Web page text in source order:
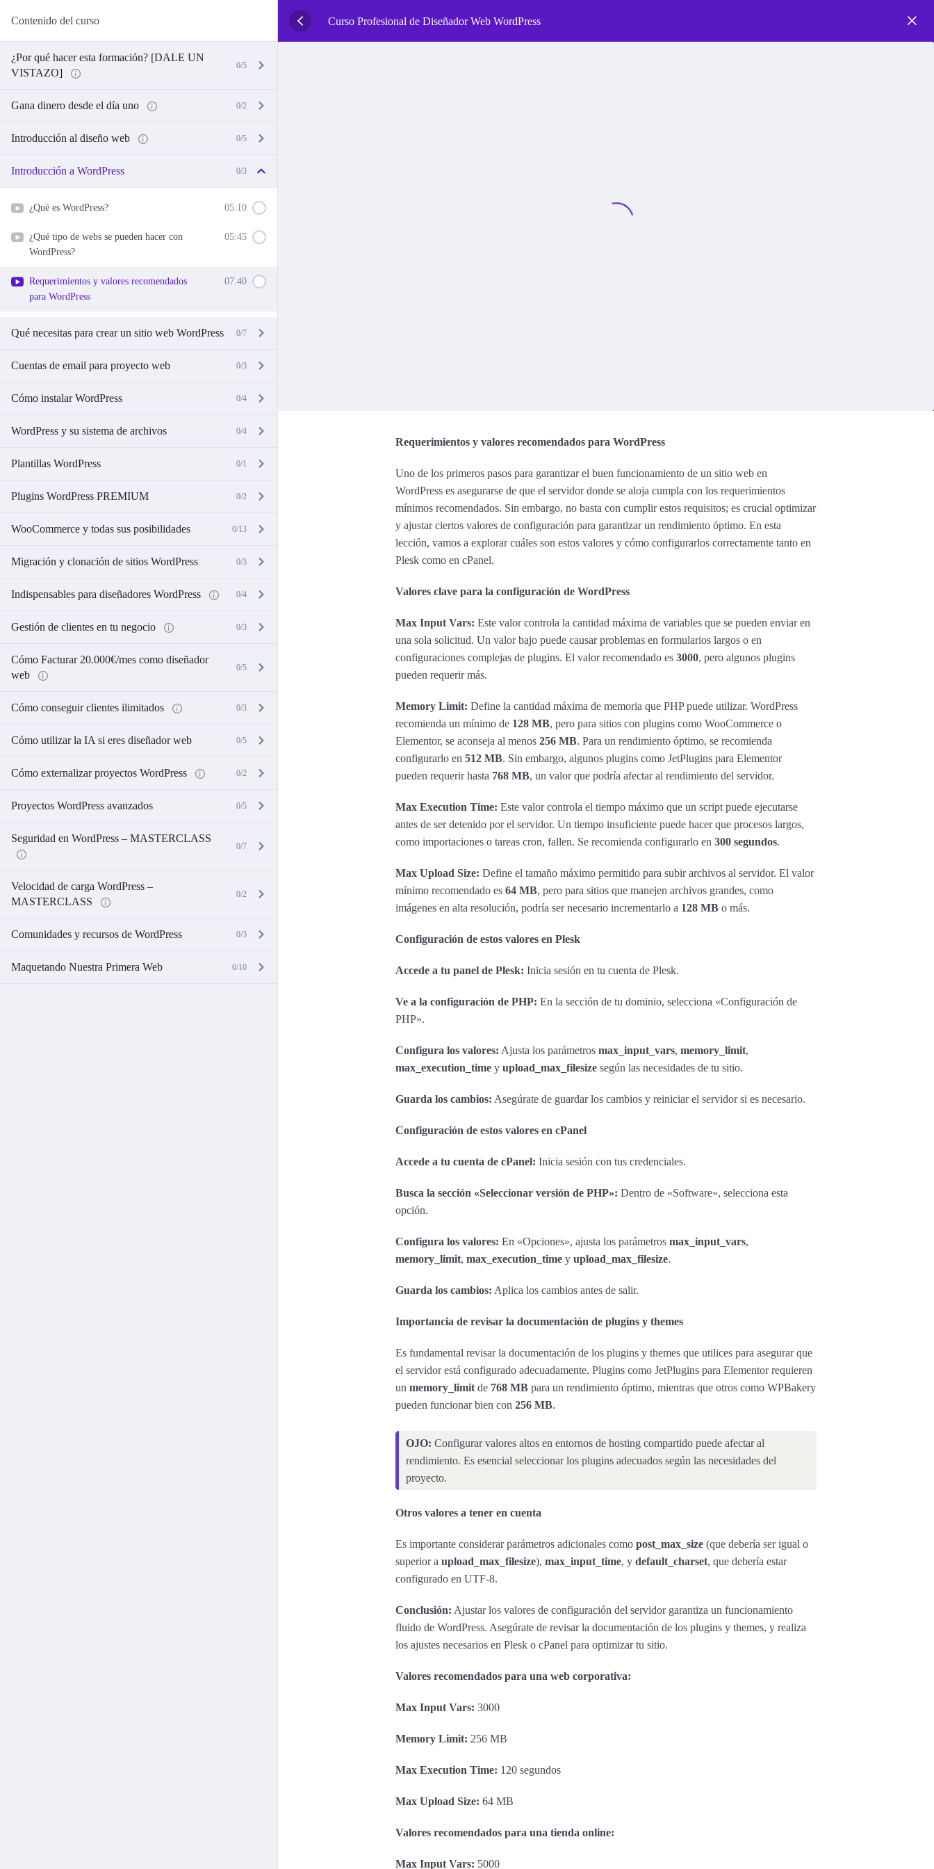
Contenido del curso
¿Por qué hacer esta formación? [DALE UN
VISTAZO]
0/5
Gana dinero desde el día uno 0/2
Introducción al diseño web 0/5
Introducción a WordPress 0/3
¿Qué es WordPress? 05:10
¿Qué tipo de webs se pueden hacer con
WordPress?
05:45
Requerimientos y valores recomendados
para WordPress
07:40
Qué necesitas para crear un sitio web WordPress 0/7
Cuentas de email para proyecto web 0/3
Cómo instalar WordPress 0/4
WordPress y su sistema de archivos 0/4
Plantillas WordPress 0/1
Plugins WordPress PREMIUM 0/2
WooCommerce y todas sus posibilidades 0/13
Migración y clonación de sitios WordPress 0/3
Indispensables para diseñadores WordPress 0/4
Gestión de clientes en tu negocio 0/3
Cómo Facturar 20.000€/mes como diseñador
web
0/5
Cómo conseguir clientes ilimitados 0/3
Cómo utilizar la IA si eres diseñador web 0/5
Cómo externalizar proyectos WordPress 0/2
Proyectos WordPress avanzados 0/5
Seguridad en WordPress – MASTERCLASS
0/7
Velocidad de carga WordPress –
MASTERCLASS
0/2
Comunidades y recursos de WordPress 0/3
Maquetando Nuestra Primera Web 0/10
Curso Profesional de Diseñador Web WordPress
Requerimientos y valores recomendados para WordPress
Uno de los primeros pasos para garantizar el buen funcionamiento de un sitio web en
WordPress es asegurarse de que el servidor donde se aloja cumpla con los requerimientos
mínimos recomendados. Sin embargo, no basta con cumplir estos requisitos; es crucial optimizar
y ajustar ciertos valores de configuración para garantizar un rendimiento óptimo. En esta
lección, vamos a explorar cuáles son estos valores y cómo configurarlos correctamente tanto en
Plesk como en cPanel.
Valores clave para la configuración de WordPress
Max Input Vars: Este valor controla la cantidad máxima de variables que se pueden enviar en
una sola solicitud. Un valor bajo puede causar problemas en formularios largos o en
configuraciones complejas de plugins. El valor recomendado es3000, pero algunos plugins
pueden requerir más.
Memory Limit: Define la cantidad máxima de memoria que PHP puede utilizar. WordPress
recomienda un mínimo de 128 MB, pero para sitios con plugins como WooCommerce o
Elementor, se aconseja al menos256 MB. Para un rendimiento óptimo, se recomienda
configurarlo en512 MB. Sin embargo, algunos plugins como JetPlugins para Elementor
pueden requerir hasta 768 MB, un valor que podría afectar al rendimiento del servidor.
Max Execution Time: Este valor controla el tiempo máximo que un script puede ejecutarse
antes de ser detenido por el servidor. Un tiempo insuficiente puede hacer que procesos largos,
como importaciones o tareas cron, fallen. Se recomienda configurarlo en300 segundos.
Max Upload Size: Define el tamaño máximo permitido para subir archivos al servidor. El valor
mínimo recomendado es64 MB, pero para sitios que manejen archivos grandes, como
imágenes en alta resolución, podría ser necesario incrementarlo a 128 MB o más.
Configuración de estos valores en Plesk
Accede a tu panel de Plesk: Inicia sesión en tu cuenta de Plesk.
Ve a la configuración de PHP: En la sección de tu dominio, selecciona «Configuración de
PHP».
Configura los valores: Ajusta los parámetrosmax_input_vars,memory_limit,
max_execution_time yupload_max_filesize según las necesidades de tu sitio.
Guarda los cambios: Asegúrate de guardar los cambios y reiniciar el servidor si es necesario.
Configuración de estos valores en cPanel
Accede a tu cuenta de cPanel: Inicia sesión con tus credenciales.
Busca la sección «Seleccionar versión de PHP»: Dentro de «Software», selecciona esta
opción.
Configura los valores: En «Opciones», ajusta los parámetrosmax_input_vars,
memory_limit,max_execution_time yupload_max_filesize.
Guarda los cambios: Aplica los cambios antes de salir.
Importancia de revisar la documentación de plugins y themes
Es fundamental revisar la documentación de los plugins y themes que utilices para asegurar que
el servidor está configurado adecuadamente. Plugins como JetPlugins para Elementor requieren
unmemory_limit de 768 MB para un rendimiento óptimo, mientras que otros como WPBakery
pueden funcionar bien con256 MB.
OJO: Configurar valores altos en entornos de hosting compartido puede afectar al
rendimiento. Es esencial seleccionar los plugins adecuados según las necesidades del
proyecto.
Otros valores a tener en cuenta
Es importante considerar parámetros adicionales comopost_max_size (que debería ser igual o
superior aupload_max_filesize),max_input_time, ydefault_charset, que debería estar
configurado en UTF-8.
Conclusión: Ajustar los valores de configuración del servidor garantiza un funcionamiento
fluido de WordPress. Asegúrate de revisar la documentación de los plugins y themes, y realiza
los ajustes necesarios en Plesk o cPanel para optimizar tu sitio.
Valores recomendados para una web corporativa:
Max Input Vars: 3000
Memory Limit: 256 MB
Max Execution Time: 120 segundos
Max Upload Size: 64 MB
Valores recomendados para una tienda online:
Max Input Vars: 5000